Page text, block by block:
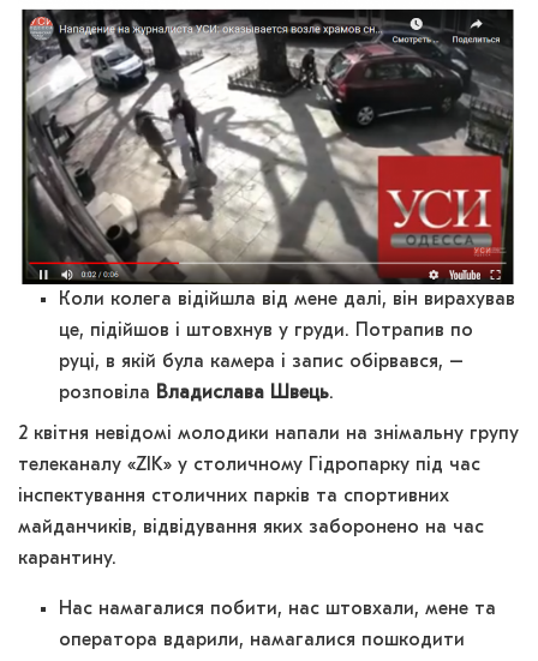
Коли колега відійшла від мене далі, він вирахував
це, підійшов і штовхнув у груди. Потрапив по
руці, в якій була камера і запис обірвався, –
розповіла Владислава Швець.
2 квітня невідомі молодики напали на знімальну групу
телеканалу «ZIK» у столичному Гідропарку під час
інспектування столичних парків та спортивних
майданчиків, відвідування яких заборонено на час
карантину.
Нас намагалися побити, нас штовхали, мене та
оператора вдарили, намагалися пошкодити